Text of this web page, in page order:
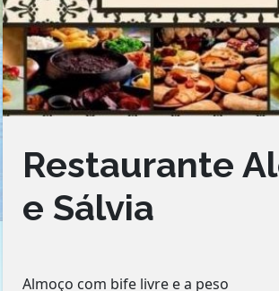
Restaurante
e Sálvia
Almoço com bife livre e a peso